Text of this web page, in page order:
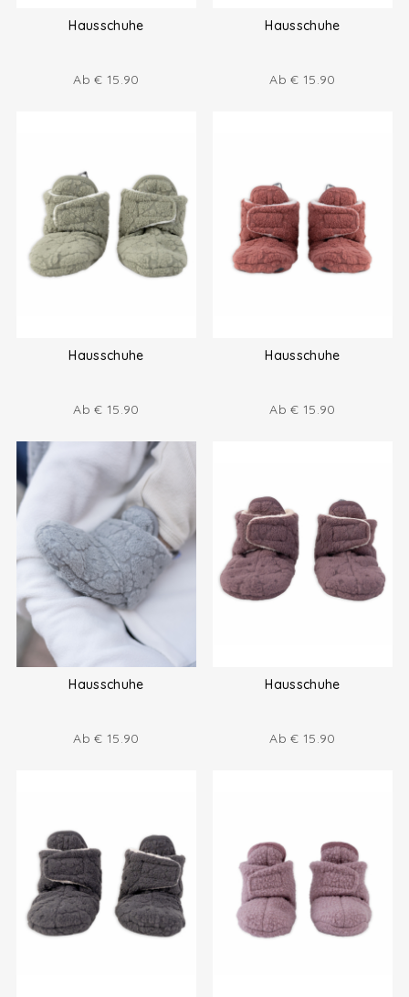
Hausschuhe
Ab€ 15.90
Hausschuhe
Ab€ 15.90
Hausschuhe
Ab€ 15.90
Hausschuhe
Ab€ 15.90
Hausschuhe
Ab€ 15.90
Hausschuhe
Ab€ 15.90